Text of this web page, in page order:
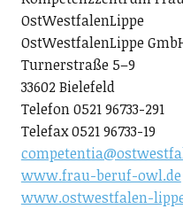
OstWestfalenLippe
OstWestfalenLippe
Turnerstraße 5–9
33602 Bielefeld
Telefon 0521 96733-291
Telefax 0521 96733-19
www.frau-beruf-owl.de
www.ostwestfalen-